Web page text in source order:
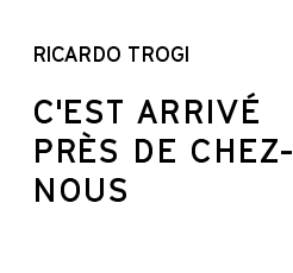
RICARDO TROGI
C'EST ARRIVÉ
PRÈS DE CHEZ-
NOUS